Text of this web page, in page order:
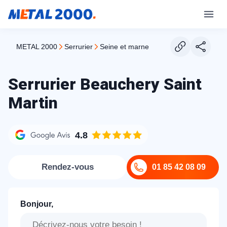
METAL 2000 serrurier seine et marne
Serrurier Beauchery Saint
Martin
4.8
01 85 42 08 09
Rendez-vous
Bonjour,